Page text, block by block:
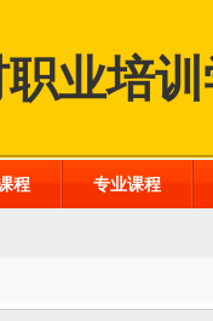
业培
程 专业课程